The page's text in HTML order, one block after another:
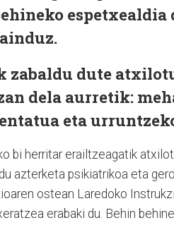
zabaldu dute
dela aurretik:
eta
bi herritar erailtzeagatik
azterketa psikiatrikoa eta
ostean Laredoko
erabaki du. Behin